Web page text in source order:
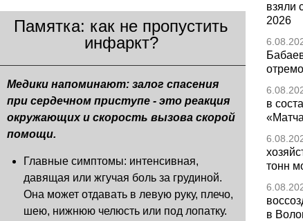
Памятка: как не пропустить
инфаркт?
Медики напоминают: залог спасения
при сердечном приступе - это реакция
окружающих и скорость вызова скорой
помощи.
Главные симптомы: интенсивная,
давящая или жгучая боль за грудиной.
Она может отдавать в левую руку, плечо,
шею, нижнюю челюсть или под лопатку.
взяли
2026
в
тонн
в